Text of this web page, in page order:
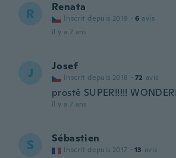
R Renata
Inscrit depuis 2019 · 6 avis
il y a 7 ans
J Josef
Inscrit depuis 2018 · 72 avis
prostě SUPER!!!!!
il y a 7 ans
S Sébastien
Inscrit depuis 2017 · 13 avis